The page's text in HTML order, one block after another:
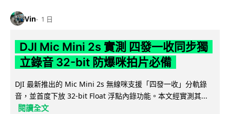
Vin 1 日
DJI Mic Mini 2s 實測 四發一收同步獨
立錄音 32-bit 防爆咪拍片必備
DJI 最新推出的 Mic Mini 2s 無線咪支援「四發一收」分軌錄
音，並首度下放 32-bit Float 浮點內錄功能。本文經實測其...
閱讀全文